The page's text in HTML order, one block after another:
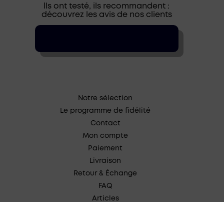
Ils ont testé, ils recommandent :
découvrez les avis de nos clients
Notre sélection
Le programme de fidélité
Contact
Mon compte
Paiement
Livraison
Retour & Échange
FAQ
Articles